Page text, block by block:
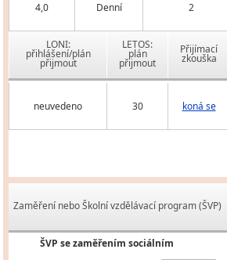
4,0 Denní 2
LONI:
přihlášení/plán
přijmout
LETOS:
plán
přijmout
Přijímací
zkouška
neuvedeno 30 koná se
Zaměření nebo Školní vzdělávací program (ŠVP)
ŠVP se zaměřením sociálním